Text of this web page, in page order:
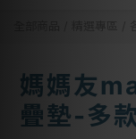
媽媽友
疊墊-多